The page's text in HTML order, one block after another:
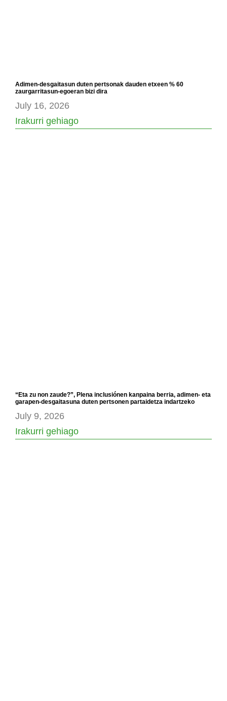
Adimen-desgaitasun duten pertsonak dauden etxeen % 60
zaurgarritasun-egoeran bizi dira
July 16, 2026
Irakurri gehiago
“Eta zu non zaude?”, Plena inclusiónen kanpaina berria, adimen- eta
garapen-desgaitasuna duten pertsonen partaidetza indartzeko
July 9, 2026
Irakurri gehiago